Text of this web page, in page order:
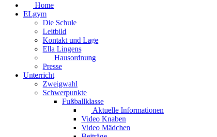
Home
ELgym
Die Schule
Leitbild
Kontakt und Lage
Ella Lingens
Hausordnung
Presse
Unterricht
Zweigwahl
Schwerpunkte
Fußballklasse
Aktuelle Informationen
Video Knaben
Video Mädchen